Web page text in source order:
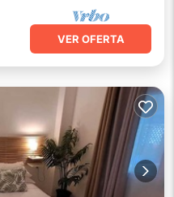
VER OFERTA